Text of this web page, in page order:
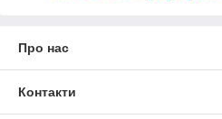
Про нас
Контакти